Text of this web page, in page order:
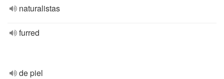
naturalistas
furred
de piel